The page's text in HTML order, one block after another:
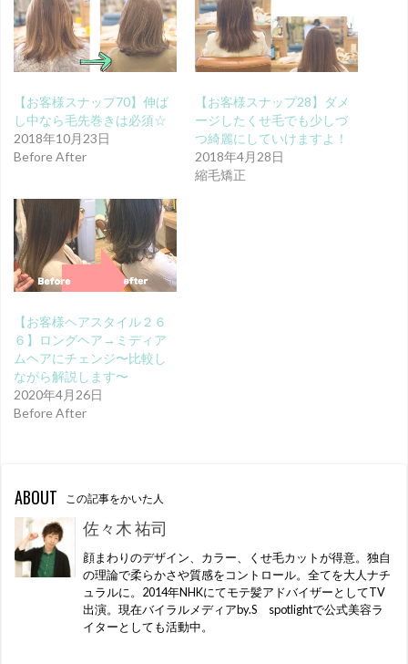
【お客様スナップ70】伸ば
し中なら毛先巻きは必須☆
2018年10月23日
Before After
【お客様スナップ28】ダメ
ージしたくせ毛でも少しづ
つ綺麗にしていけますよ！
2018年4月28日
縮毛矯正
【お客様ヘアスタイル２６
６】ロングヘア→ミディア
ムヘアにチェンジ〜比較し
ながら解説します〜
2020年4月26日
Before After
ABOUT この記事をかいた人
佐々木 祐司
顔まわりのデザイン、カラー、くせ毛カットが得意。独自
の理論で柔らかさや質感をコントロール。全てを大人ナチ
ュラルに。2014年NHKにてモテ髪アドバイザーとしてTV
出演。現在バイラルメディアby.S spotlightで公式美容ラ
イターとしても活動中。